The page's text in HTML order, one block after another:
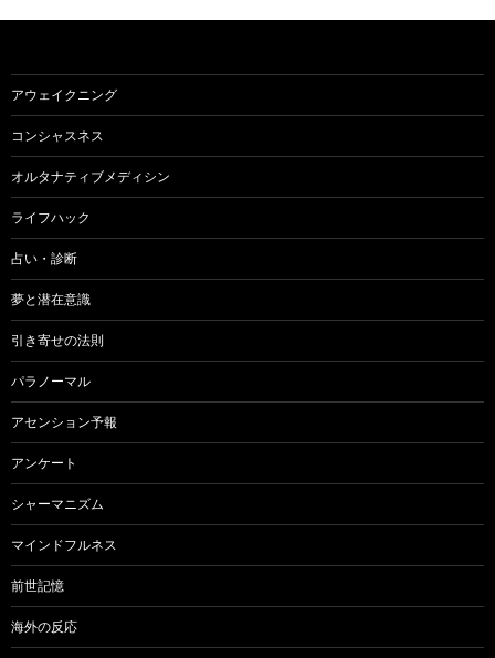
ー
ョ
ン
アウェイクニング
コンシャスネス
オルタナティブメディシン
ライフハック
占い・診断
夢と潜在意識
引き寄せの法則
パラノーマル
アセンション予報
アンケート
シャーマニズム
マインドフルネス
前世記憶
海外の反応